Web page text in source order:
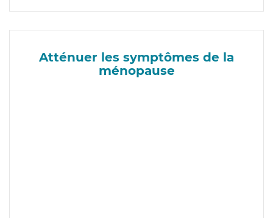
Atténuer les symptômes de la
ménopause